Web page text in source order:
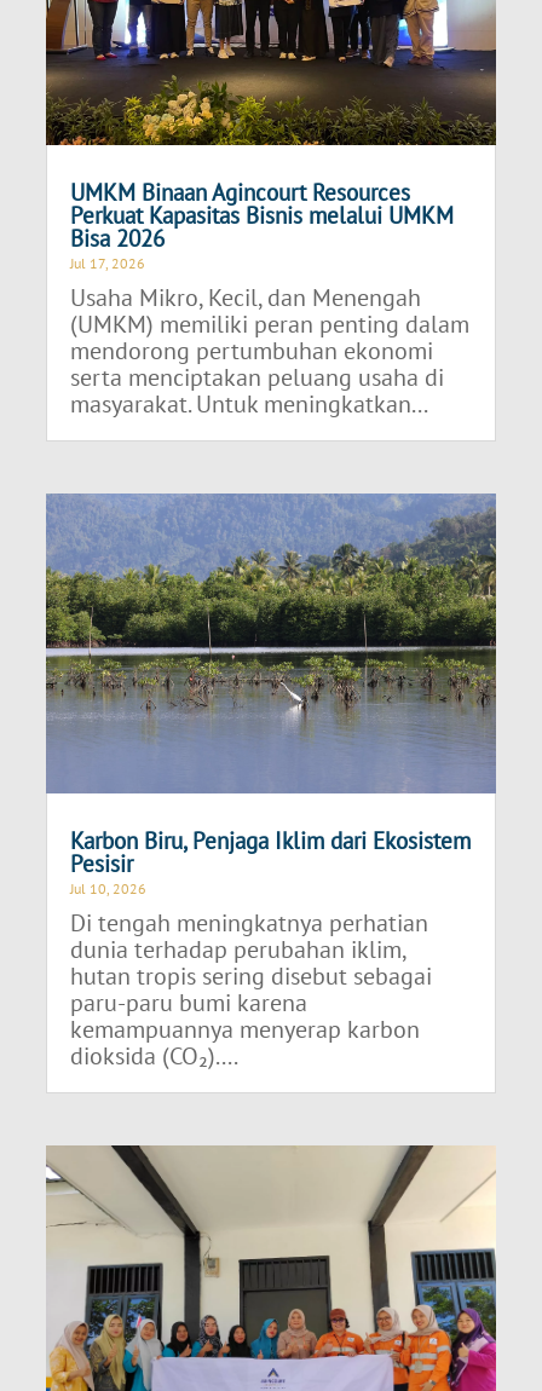
UMKM Binaan Agincourt Resources
Perkuat Kapasitas Bisnis melalui UMKM
Bisa 2026
Jul 17, 2026
Usaha Mikro, Kecil, dan Menengah
(UMKM) memiliki peran penting dalam
mendorong pertumbuhan ekonomi
serta menciptakan peluang usaha di
masyarakat. Untuk meningkatkan...
Karbon Biru, Penjaga Iklim dari Ekosistem
Pesisir
Jul 10, 2026
Di tengah meningkatnya perhatian
dunia terhadap perubahan iklim,
hutan tropis sering disebut sebagai
paru-paru bumi karena
kemampuannya menyerap karbon
dioksida (CO₂)....